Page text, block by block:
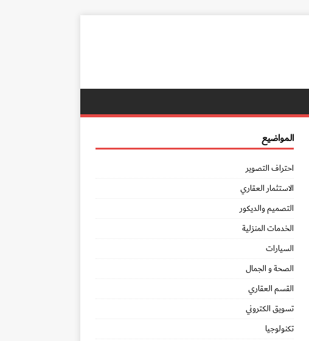
المواضيع
احتراف التصوير
الاستثمار العقاري
التصميم والديكور
الخدمات المنزلية
السيارات
الصحة و الجمال
القسم العقاري
تسويق الكتروني
تكنولوجيا